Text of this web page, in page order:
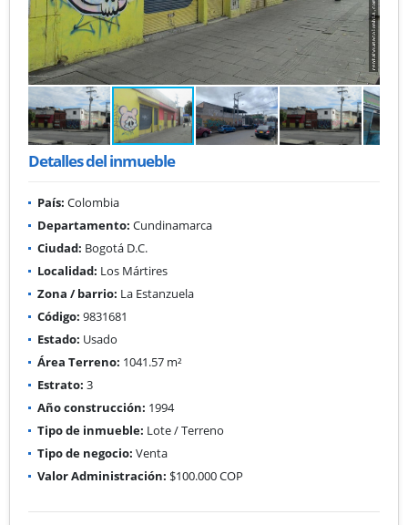
Detalles del inmueble
País: Colombia
Departamento: Cundinamarca
Ciudad: Bogotá D.C.
Localidad: Los Mártires
Zona / barrio: La Estanzuela
Código: 9831681
Estado: Usado
Área Terreno: 1041.57 m²
Estrato: 3
Año construcción: 1994
Tipo de inmueble: Lote / Terreno
Tipo de negocio: Venta
Valor Administración: $100.000 COP